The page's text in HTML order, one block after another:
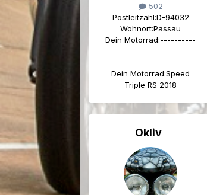
502
Postleitzahl:D-94032
Wohnort:Passau
Dein Motorrad:----------
-------------------------
----------
Dein Motorrad:Speed
Triple RS 2018
Okliv